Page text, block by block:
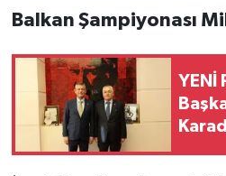
Balkan Şampiyonası
YENİ